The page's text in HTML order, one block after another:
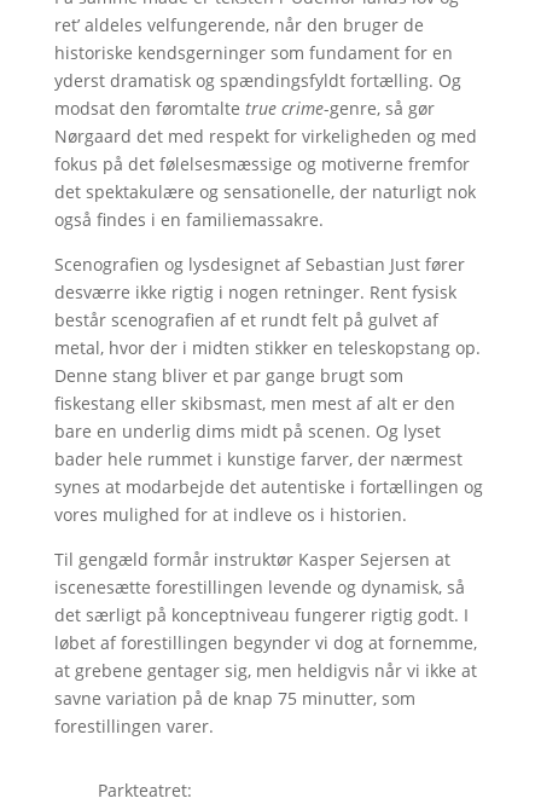
ret’ aldeles velfungerende, når den bruger de
historiske kendsgerninger som fundament for en
yderst dramatisk og spændingsfyldt fortælling. Og
modsat den føromtalte true crime-genre, så gør
Nørgaard det med respekt for virkeligheden og med
fokus på det følelsesmæssige og motiverne fremfor
det spektakulære og sensationelle, der naturligt nok
også findes i en familiemassakre.
Scenografien og lysdesignet af Sebastian Just fører
desværre ikke rigtig i nogen retninger. Rent fysisk
består scenografien af et rundt felt på gulvet af
metal, hvor der i midten stikker en teleskopstang op.
Denne stang bliver et par gange brugt som
fiskestang eller skibsmast, men mest af alt er den
bare en underlig dims midt på scenen. Og lyset
bader hele rummet i kunstige farver, der nærmest
synes at modarbejde det autentiske i fortællingen og
vores mulighed for at indleve os i historien.
Til gengæld formår instruktør Kasper Sejersen at
iscenesætte forestillingen levende og dynamisk, så
det særligt på konceptniveau fungerer rigtig godt. I
løbet af forestillingen begynder vi dog at fornemme,
at grebene gentager sig, men heldigvis når vi ikke at
savne variation på de knap 75 minutter, som
forestillingen varer.
Parkteatret: